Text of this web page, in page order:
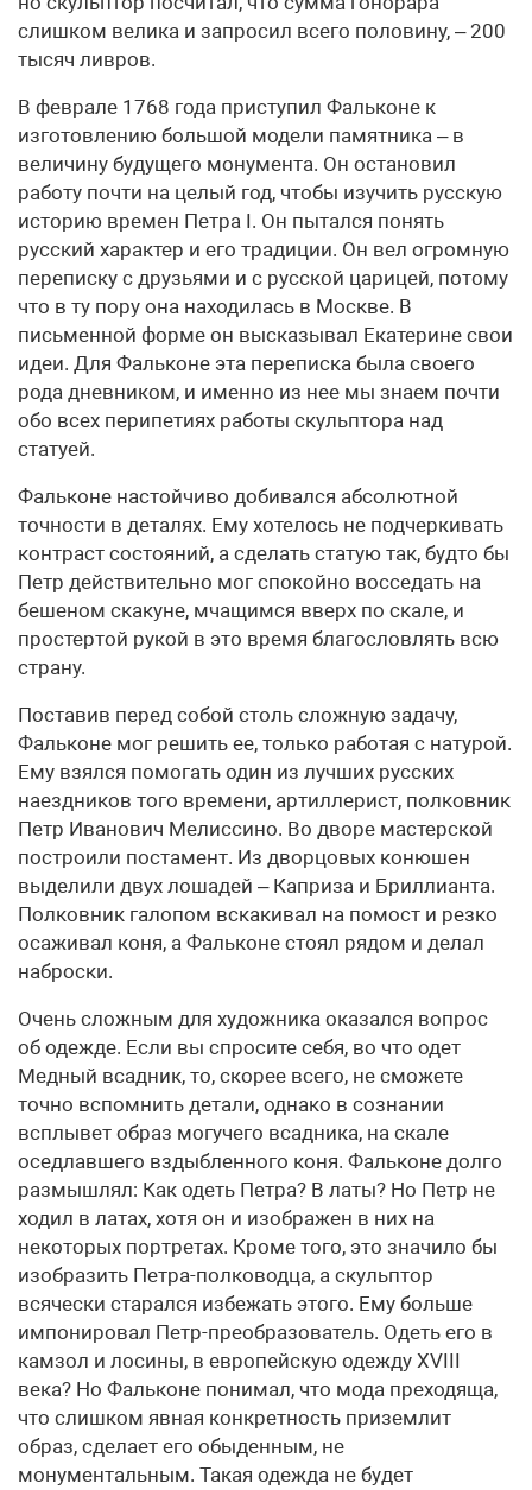
слишком велика и запросил всего половину, – 200
тысяч ливров.
В феврале 1768 года приступил Фальконе к
изготовлению большой модели памятника – в
величину будущего монумента. Он остановил
работу почти на целый год, чтобы изучить русскую
историю времен Петра I. Он пытался понять
русский характер и его традиции. Он вел огромную
переписку с друзьями и с русской царицей, потому
что в ту пору она находилась в Москве. В
письменной форме он высказывал Екатерине свои
идеи. Для Фальконе эта переписка была своего
рода дневником, и именно из нее мы знаем почти
обо всех перипетиях работы скульптора над
статуей.
Фальконе настойчиво добивался абсолютной
точности в деталях. Ему хотелось не подчеркивать
контраст состояний, а сделать статую так, будто бы
Петр действительно мог спокойно восседать на
бешеном скакуне, мчащимся вверх по скале, и
простертой рукой в это время благословлять всю
страну.
Поставив перед собой столь сложную задачу,
Фальконе мог решить ее, только работая с натурой.
Ему взялся помогать один из лучших русских
наездников того времени, артиллерист, полковник
Петр Иванович Мелиссино. Во дворе мастерской
построили постамент. Из дворцовых конюшен
выделили двух лошадей – Каприза и Бриллианта.
Полковник галопом вскакивал на помост и резко
осаживал коня, а Фальконе стоял рядом и делал
наброски.
Очень сложным для художника оказался вопрос
об одежде. Если вы спросите себя, во что одет
Медный всадник, то, скорее всего, не сможете
точно вспомнить детали, однако в сознании
всплывет образ могучего всадника, на скале
оседлавшего вздыбленного коня. Фальконе долго
размышлял: Как одеть Петра? В латы? Но Петр не
ходил в латах, хотя он и изображен в них на
некоторых портретах. Кроме того, это значило бы
изобразить Петра-полководца, а скульптор
всячески старался избежать этого. Ему больше
импонировал Петр-преобразователь. Одеть его в
камзол и лосины, в европейскую одежду ХVIII
века? Но Фальконе понимал, что мода преходяща,
что слишком явная конкретность приземлит
образ, сделает его обыденным, не
монументальным. Такая одежда не будет